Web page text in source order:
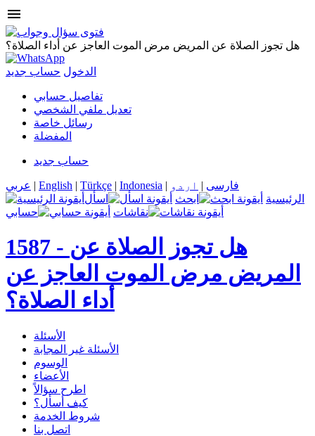
menu
هل تجوز الصلاة عن المريض مرض الموت العاجز عن أداء الصلاة؟
الدخول حساب جديد
تفاصيل حسابي
تعديل ملفي الشخصي
رسائل خاصة
المفضلة
حساب جديد
عربي | English | Türkçe | Indonesia | فارسی | اردو
الرئيسية
ابحث
اسأل
نقاشات
حسابي
1587 - هل تجوز الصلاة عن
المريض مرض الموت العاجز عن
أداء الصلاة؟
الأسئلة
الأسئلة غير المجابة
الوسوم
الأعضاء
اطرح سؤالاً
كيف أسأل؟
شروط الخدمة
اتصل بنا